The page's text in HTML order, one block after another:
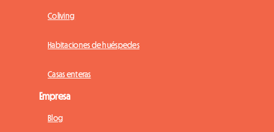
Coliving
Habitaciones de huéspedes
Casas enteras
Empresa
Blog